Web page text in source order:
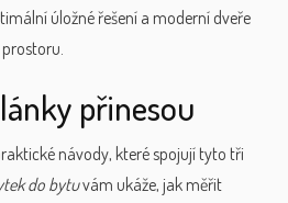
úložné řešení a moderní dveře
přinesou
návody, které spojují tyto tři
do bytuvám ukáže, jak měřit